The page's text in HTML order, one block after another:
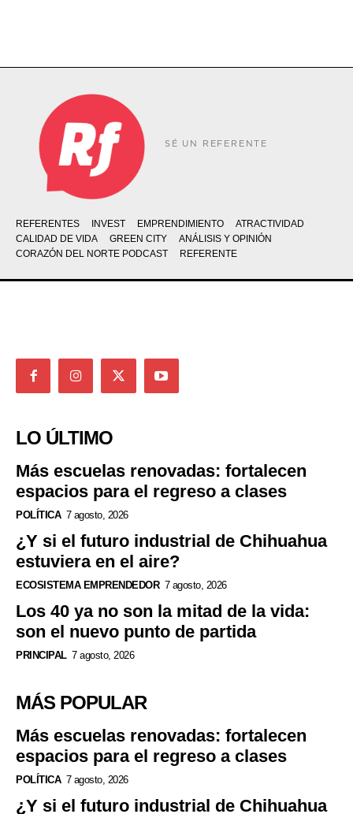
SÉ UN REFERENTE
REFERENTES INVEST EMPRENDIMIENTO
ATRACTIVIDAD
CALIDAD DE VIDA
GREEN CITY
ANÁLISIS Y OPINIÓN
CORAZÓN DEL NORTE PODCAST
REFERENTE
LO ÚLTIMO
Más escuelas renovadas: fortalecen
espacios para el regreso a clases
POLÍTICA 7 agosto, 2026
¿Y si el futuro industrial de Chihuahua
estuviera en el aire?
ECOSISTEMA EMPRENDEDOR 7 agosto, 2026
Los 40 ya no son la mitad de la vida:
son el nuevo punto de partida
PRINCIPAL 7 agosto, 2026
MÁS POPULAR
Más escuelas renovadas: fortalecen
espacios para el regreso a clases
POLÍTICA 7 agosto, 2026
¿Y si el futuro industrial de Chihuahua